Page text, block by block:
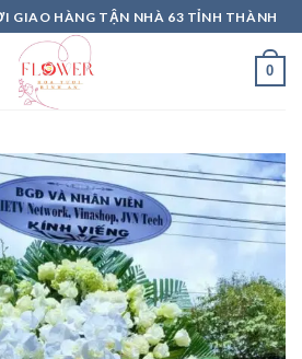
GIAO HÀNG TẬN NHÀ 63 TỈNH THÀNH
0